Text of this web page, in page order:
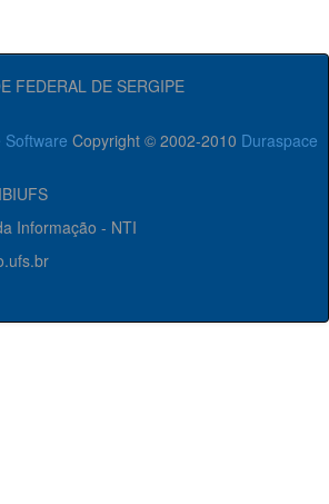
FEDERAL DE SERGIPE
Software Copyright © 2002-2010 Duraspace
Informação - NTI